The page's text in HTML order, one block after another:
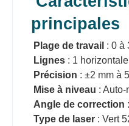
principales
Plage de travail : 0 à
Lignes : 1
Précision : ±2 mm à
Mise à niveau :
Angle de correction
Type de laser : Vert